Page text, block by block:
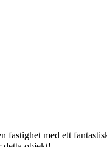
med ett